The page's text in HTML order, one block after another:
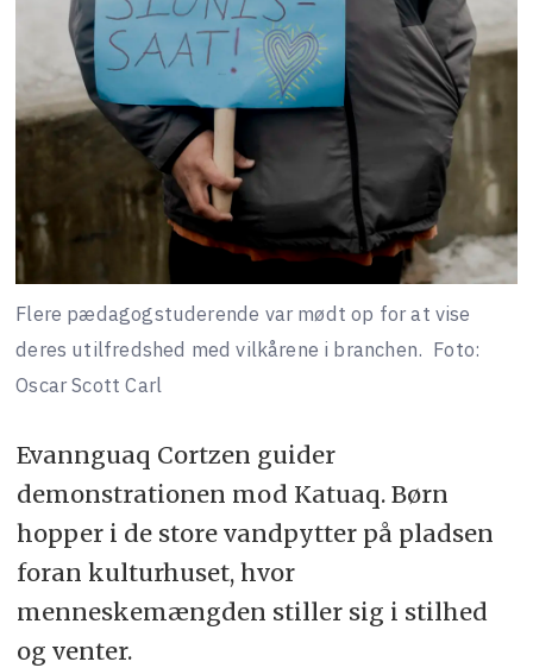
Flere pædagogstuderende var mødt op for at vise
deres utilfredshed med vilkårene i branchen. Foto:
Oscar Scott Carl
Evannguaq Cortzen guider
demonstrationen mod Katuaq. Børn
hopper i de store vandpytter på pladsen
foran kulturhuset, hvor
menneskemængden stiller sig i stilhed
og venter.